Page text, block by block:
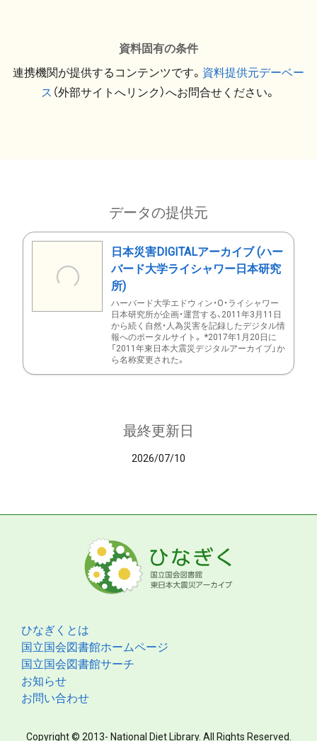
資料固有の条件
連携機関が提供するコンテンツです。 資料提供元デーベー
ス （外部サイトへリンク）へお問合せください。
データの提供元
日本災害DIGITALアーカイブ (ハー
バード大学ライシャワー日本研究
所)
ハーバード大学エドウィン・O・ライシャワー
日本研究所が企画・運営する、2011年3月11日
から続く自然・人為災害を記録したデジタル情
報へのポータルサイト。 *2017年1月20日に
「2011年東日本大震災デジタルアーカイブ」か
ら名称変更された。
最終更新日
2026/07/10
ひなぎくとは
国立国会図書館ホームページ
国立国会図書館サーチ
お知らせ
お問い合わせ
Copyright © 2013- National Diet Library. All Rights Reserved.